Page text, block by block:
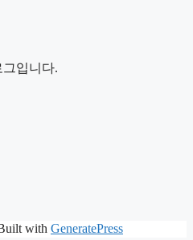
입니다.
with GeneratePress